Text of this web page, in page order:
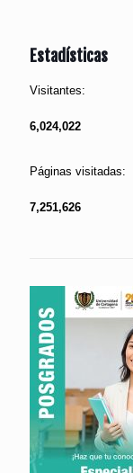
Estadísticas
Visitantes:
6,024,022
Páginas visitadas:
7,251,626